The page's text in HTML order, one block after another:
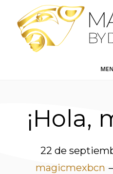
contenido
principal
¡Hola,
22 de
magicmexbcn